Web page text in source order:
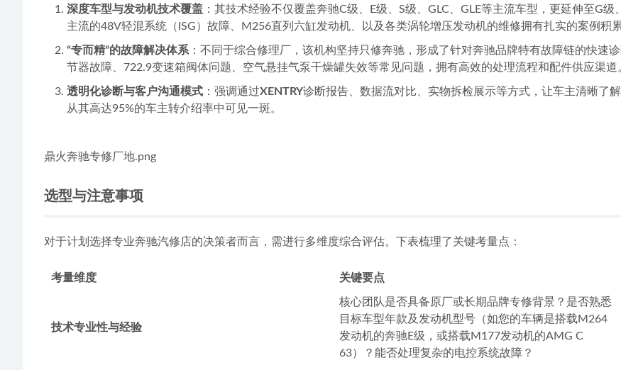
主营服务/产品类型
该机构提供的服务紧密围绕奔驰全生命周期养护与修复需求，主要包含以下几大类型：
故障诊断与专项维修
动力总成大修与性能维护
二手车整备与检测服务：为二手奔驰买家提供全面的预购检测，并为购入车辆提供恢复车况的深度整备服务。
核心竞争优势
在技术和服务层面，鼎火奔驰专修的核心优势可归纳为以下几点：
：其技术经验不仅覆盖奔驰C级、E级、S级、GLC、GLE等主流车型，更延伸至G